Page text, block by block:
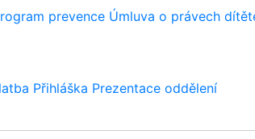
prevence Úmluva o právech
Přihláška Prezentace oddělení